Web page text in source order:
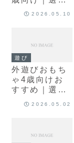
方とおすすめ
2026.05.10
遊び
外遊びおもち
ゃ4歳向けお
すすめ｜選び
2026.05.02